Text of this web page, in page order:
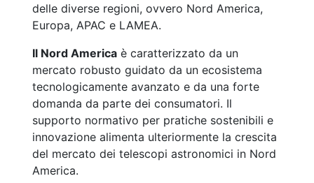
delle diverse regioni, ovvero Nord America,
Europa, APAC e LAMEA.
Il Nord America è caratterizzato da un
mercato robusto guidato da un ecosistema
tecnologicamente avanzato e da una forte
domanda da parte dei consumatori. Il
supporto normativo per pratiche sostenibili e
innovazione alimenta ulteriormente la crescita
del mercato dei telescopi astronomici in Nord
America.